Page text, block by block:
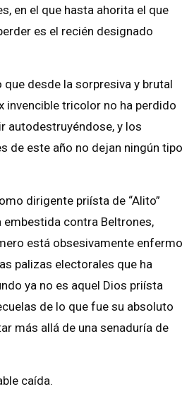
en el que hasta ahorita el que
es el recién designado
que desde la sorpresiva y brutal
invencible tricolor no ha perdido
autodestruyéndose, y los
de este año no dejan ningún tipo
dirigente priísta de “Alito”
embestida contra Beltrones,
está obsesivamente enfermo
palizas electorales que ha
ya no es aquel Dios priísta
de lo que fue su absoluto
más allá de una senaduría de
caída.